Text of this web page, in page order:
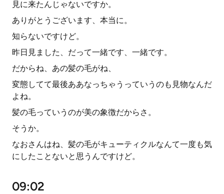
見に来たんじゃないですか。
ありがとうございます、本当に。
知らないですけど。
昨日見ました、だって一緒です、一緒です。
だからね、あの髪の毛がね、
変態してて最後ああなっちゃうっていうのも見物なんだ
よね。
髪の毛っていうのが美の象徴だからさ。
そうか。
なおさんはね、髪の毛がキューティクルなんて一度も気
にしたことないと思うんですけど。
09:02